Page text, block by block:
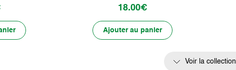
18.00€
Ajouter au panier
Voir la collection